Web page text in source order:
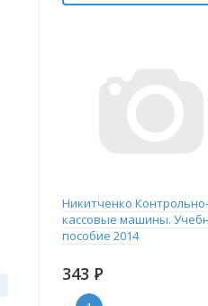
Никитченко Контрольно-
кассовые машины.
пособие 2014
343 Р